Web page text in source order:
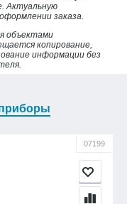
Актуальную
заказа.
объектами
копирование,
информации без
07199